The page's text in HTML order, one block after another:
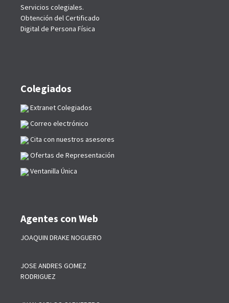
Servicios colegiales.
Obtención del Certificado
Digital de Persona Física
Colegiados
Extranet Colegiados
Correo electrónico
Cita con nuestros asesores
Ofertas de Representación
Ventanilla Única
Agentes con Web
JOAQUIN DRAKE NOGUERO
JOSE ANDRES GOMEZ
RODRIGUEZ